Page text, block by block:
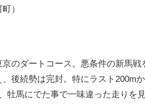
）
のダートコース。悪条件の新馬戦
後続勢は完封。特にラスト200m
牡馬にでた事で一味違った走りを